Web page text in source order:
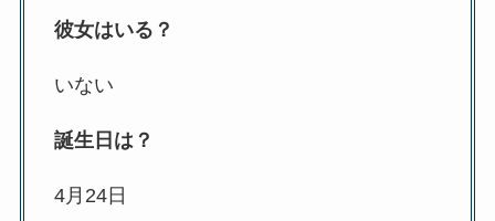
彼女はいる？
いない
誕生日は？
4月24日